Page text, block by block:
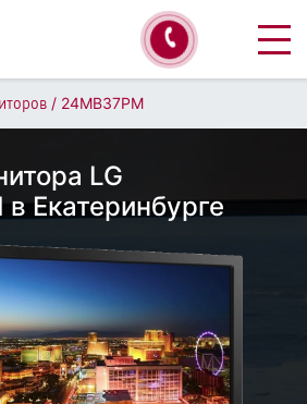
/ 24MB37PM
LG
Екатеринбурге